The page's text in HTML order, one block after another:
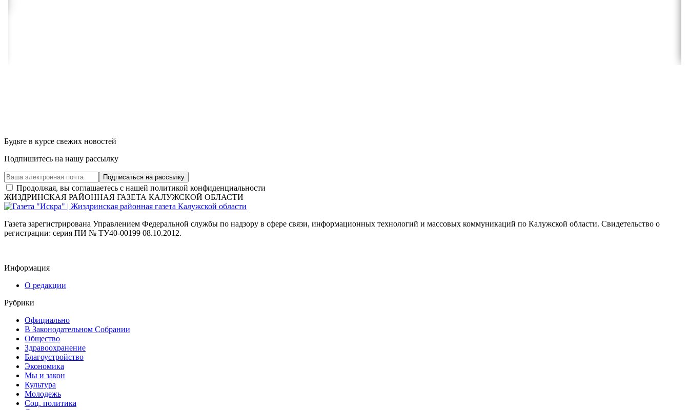
Будьте в курсе свежих новостей
Подпишитесь на нашу рассылку
Продолжая, вы соглашаетесь с нашей политикой конфиденциальности
ЖИЗДРИНСКАЯ РАЙОННАЯ ГАЗЕТА КАЛУЖСКОЙ ОБЛАСТИ
Газета зарегистрирована Управлением Федеральной службы по надзору в сфере связи, информационных технологий и массовых коммуникаций по Калужской области. Свидетельство о
регистрации: серия ПИ № ТУ40-00199 08.10.2012.
Информация
О редакции
Рубрики
Официально
В Законодательном Собрании
Общество
Здравоохранение
Благоустройство
Экономика
Мы и закон
Культура
Молодежь
Соц. политика